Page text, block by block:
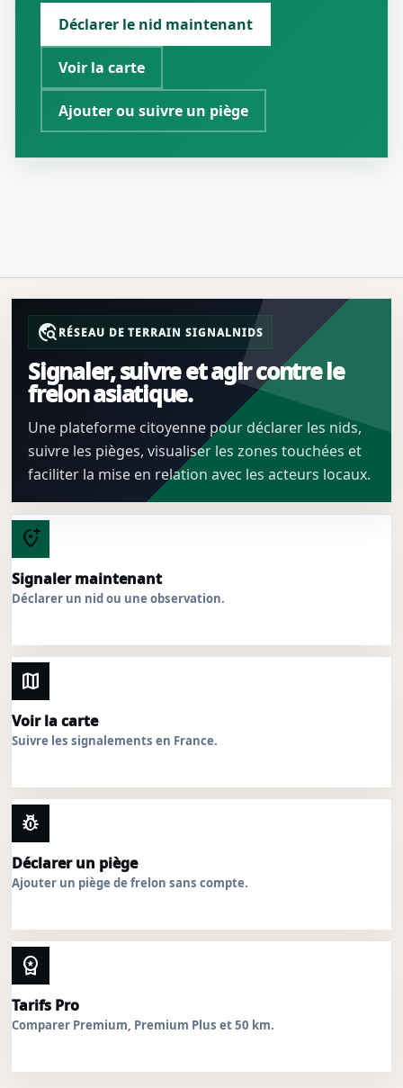
Déclarer le nid maintenant
Voir la carte
Ajouter ou suivre un piège
travel_exploreRÉSEAU DE TERRAIN SIGNALNIDS
Signaler, suivre et agir contre le
frelon asiatique.
Une plateforme citoyenne pour déclarer les nids,
suivre les pièges, visualiser les zones touchées et
faciliter la mise en relation avec les acteurs locaux.
add_location_alt
Signaler maintenant
Déclarer un nid ou une observation.
map
Voir la carte
Suivre les signalements en France.
pest_control
Déclarer un piège
Ajouter un piège de frelon sans compte.
workspace_premium
Tarifs Pro
Comparer Premium, Premium Plus et 50 km.